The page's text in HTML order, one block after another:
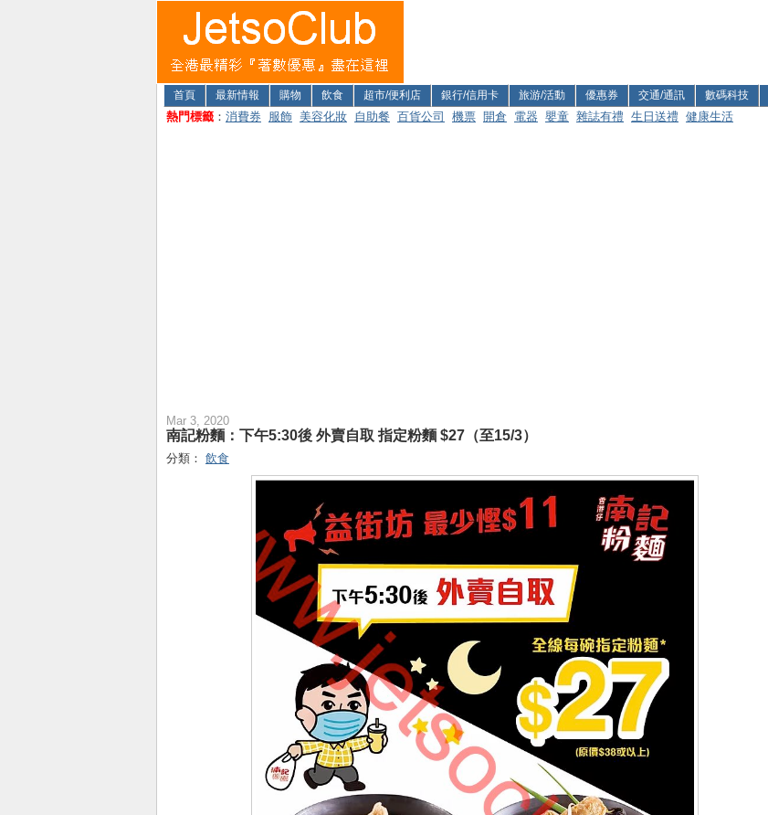
首頁 最新情報 購物 飲食 超市/便利店 銀行/信用卡 旅游/活動 優惠券 交通/通訊 數碼科技
熱門標籤 ： 消費券 服飾 美容化妝 自助餐 百貨公司 機票 開倉 電器 嬰童 雜誌有禮 生日送禮 健康生活
Mar 3, 2020
南記粉麵：下午5:30後 外賣自取 指定粉麵 $27（至15/3）
分類： 飲食